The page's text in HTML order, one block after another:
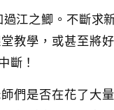
江之鯽。不斷求
教學，或甚至將
斷！
們是否在花了大